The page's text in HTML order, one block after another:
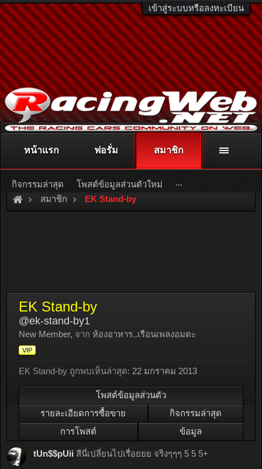
เข้าสู่ระบบหรือลงทะเบียน
ติดต่อลงโฆษณา racingweb@gmail.comหรือโทร. 081-811-1138
หรืออ่านรายละเอียดเพิ่มเติม คลิกที่นี่
สมาชิก EK Stand-by
EK Stand-by
@ek-stand-by1
New Member, จาก ห้องอาหาร..เรือนเพลงอมตะ
VIP
EK Stand-by ถูกพบเห็นล่าสุด: 22 มกราคม 2013
โพสต์ข้อมูลส่วนตัว
รายละเอียดการซื้อขาย
กิจกรรมล่าสุด
การโพสต์
ข้อมูล
tUn$$pUii สีนี่เปลี่ยนไปเรื่อยยย จริงๆๆๆ 5 5 5+
หน้าแรก ฟอรั่ม สมาชิก
กิจกรรมล่าสุด โพสต์ข้อมูลส่วนตัวใหม่ ...